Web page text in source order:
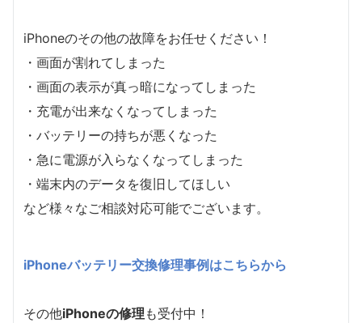
iPhoneのその他の故障をお任せください！
・画面が割れてしまった
・画面の表示が真っ暗になってしまった
・充電が出来なくなってしまった
・バッテリーの持ちが悪くなった
・急に電源が入らなくなってしまった
・端末内のデータを復旧してほしい
など様々なご相談対応可能でございます。
iPhoneバッテリー交換修理事例はこちらから
その他iPhoneの修理 も受付中！